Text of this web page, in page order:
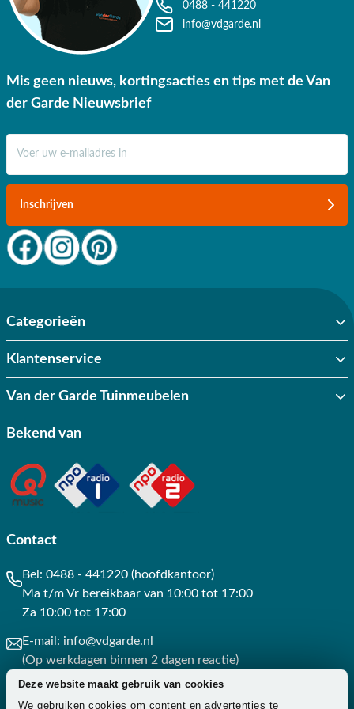
Deze website maakt gebruik van cookies
We gebruiken cookies om content en advertenties te
0488 - 441220
info@vdgarde.nl
Mis geen nieuws, kortingsacties en tips met de Van
der Garde Nieuwsbrief
Inschrijven
Categorieën
Klantenservice
Van der Garde Tuinmeubelen
Bekend van
Contact
Bel: 0488 - 441220 (hoofdkantoor)
Ma t/m Vr bereikbaar van 10:00 tot 17:00
Za 10:00 tot 17:00
E-mail: info@vdgarde.nl
(Op werkdagen binnen 2 dagen reactie)
Whatsapp: 0488441220